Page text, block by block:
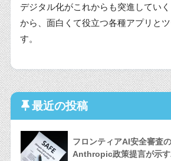
デジタル化がこれからも突進してい
から、面白くて役立つ各種アプリと
す。
最近の投稿
フロンティアAI安全審査
Anthropic政策提言が示